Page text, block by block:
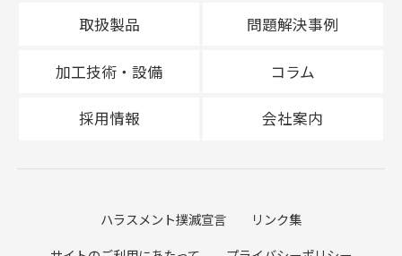
取扱製品 問題解決事例
加工技術・設備 コラム
採用情報 会社案内
ハラスメント撲滅宣言
リンク集